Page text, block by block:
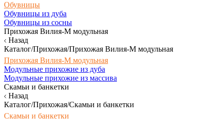
Обувницы
Обувницы из дуба
Обувницы из сосны
Прихожая Вилия-М модульная
Назад
Каталог/Прихожая/Прихожая Вилия-М модульная
Прихожая Вилия-М модульная
Модульные прихожие из дуба
Модульные прихожие из массива
Скамьи и банкетки
Назад
Каталог/Прихожая/Скамьи и банкетки
Скамьи и банкетки